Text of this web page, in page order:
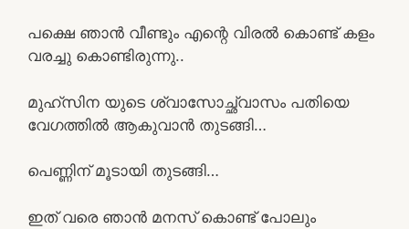
പക്ഷെ ഞാൻ വീണ്ടും എന്റെ വിരൽ കൊണ്ട് കളം
വരച്ചു കൊണ്ടിരുന്നു..
മുഹ്സിന യുടെ ശ്വാസോച്ഛ്വാസം പതിയെ
വേഗത്തിൽ ആകുവാൻ തുടങ്ങി…
പെണ്ണിന് മൂടായി തുടങ്ങി…
ഇത് വരെ ഞാൻ മനസ് കൊണ്ട് പോലും